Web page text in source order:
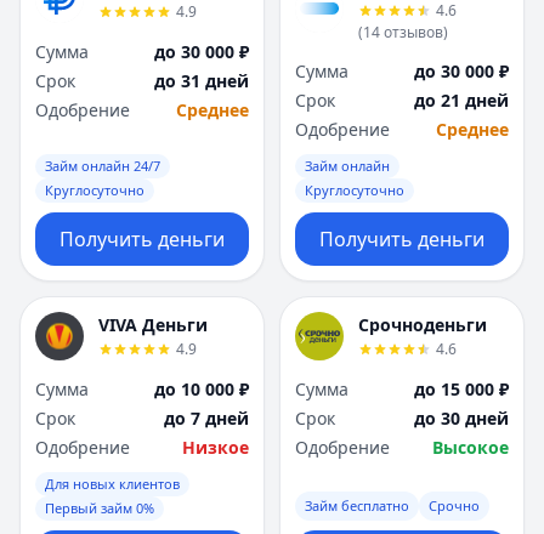
4.9
Сумма
до 30 000 ₽
Срок
до 31 дней
Одобрение
Среднее
Займ онлайн 24/7
Круглосуточно
Получить деньги
4.6
(14отзывов)
Сумма
до 30 000 ₽
Срок
до 21 дней
Одобрение
Среднее
Займ онлайн
Круглосуточно
Получить деньги
VIVA Деньги
4.9
Сумма
до 10 000 ₽
Срок
до 7 дней
Одобрение
Низкое
Для новых клиентов
Первый займ 0%
Срочноденьги
4.6
Сумма
до 15 000 ₽
Срок
до 30 дней
Одобрение
Высокое
Займ бесплатно Срочно